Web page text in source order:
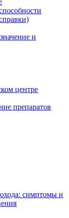
и
центре
препаратов
симптомы и